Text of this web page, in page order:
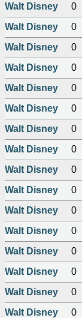
Walt Disney
0
Walt Disney
0
Walt Disney
0
Walt Disney
0
Walt Disney
0
Walt Disney
0
Walt Disney
0
Walt Disney
0
Walt Disney
0
Walt Disney
0
Walt Disney
0
Walt Disney
0
Walt Disney
0
Walt Disney
0
Walt Disney
0
Walt Disney
0